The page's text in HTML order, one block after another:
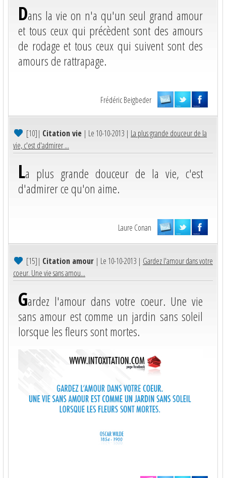
Dans la vie on n'a qu'un seul grand amour
et tous ceux qui précèdent sont des amours
de rodage et tous ceux qui suivent sont des
amours de rattrapage.
Frédéric Beigbeder
[10]| Citation vie | Le 10-10-2013 | La plus grande douceur de la
vie, c'est d'admirer ...
La plus grande douceur de la vie, c'est
d'admirer ce qu'on aime.
Laure Conan
[15]| Citation amour | Le 10-10-2013 | Gardez l'amour dans votre
coeur. Une vie sans amou...
Gardez l'amour dans votre coeur. Une vie
sans amour est comme un jardin sans soleil
lorsque les fleurs sont mortes.